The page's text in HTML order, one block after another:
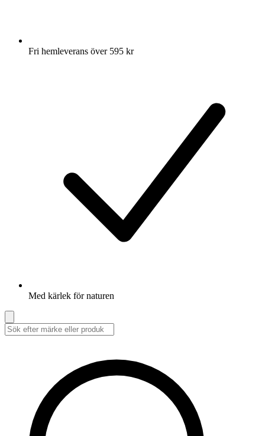
Fri hemleverans över 595 kr
Med kärlek för naturen